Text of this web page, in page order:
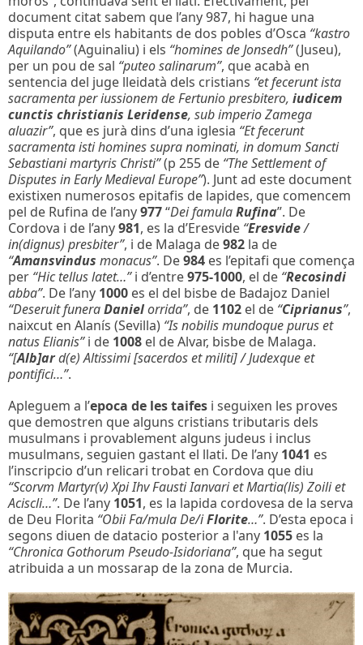
document citat sabem que l’any 987, hi hague una
disputa entre els habitants de dos pobles d’Osca “kastro
Aquilando”(Aguinaliu) i els “homines de Jonsedh”(Juseu),
per un pou de sal “puteo salinarum”, que acabà en
sentencia del juge lleidatà dels cristians “et fecerunt ista
sacramenta per iussionem de Fertunio presbitero, iudicem
cunctis christianis Leridense, sub imperio Zamega
aluazir”, que es jurà dins d’una iglesia “Et fecerunt
sacramenta isti homines supra nominati, in domum Sancti
Sebastiani martyris Christi”(p 255 de “The Settlement of
Disputes in Early Medieval Europe”). Junt ad este document
existixen numerosos epitafis de lapides, que comencem
pel de Rufina de l’any977“Dei famulaRufina”. De
Cordova i de l’any981, es la d’Eresvide “Eresvide/
in(dignus) presbiter”, i de Malaga de982 la de
“Amansvindus monacus”. De984 es l’epitafi que comença
per “Hic tellus latet…”i d’entre975-1000, el de “Recosindi
abba”. De l’any 1000 es el del bisbe de Badajoz Daniel
“Deseruit funeraDanielorrida”, de 1102 el de “Ciprianus”,
naixcut en Alanís (Sevilla) “Is nobilis mundoque purus et
natus Elianis”i de 1008 el de Alvar, bisbe de Malaga.
“[Alb]ard(e) Altissimi [sacerdos et militi] / Judexque et
pontifici…”.
Apleguem a l’epoca de les taifes i seguixen les proves
que demostren que alguns cristians tributaris dels
musulmans i provablement alguns judeus i inclus
musulmans, seguien gastant el llati. De l’any 1041 es
l’inscripcio d’un relicari trobat en Cordova que diu
“Scorvm Martyr(v) Xpi Ihv Fausti Ianvari et Martia(lis) Zoili et
Aciscli…”. De l’any 1051, es la lapida cordovesa de la serva
de Deu Florita “Obii Fa/mula De/iFlorite…”. D’esta epoca i
segons diuen de datacio posterior a l'any 1055 es la
“Chronica Gothorum Pseudo-Isidoriana”, que ha segut
atribuida a un mossarap de la zona de Murcia.